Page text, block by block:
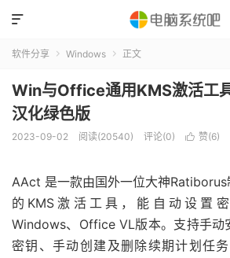

软件分享  Windows  正文
Win与Office通用KMS激活工
汉化绿色版
2023-09-02 阅读(20540) 评论(0)  赞(6)
AAct 是一款由国外一位大神Ratiborus
的KMS激活工具，能自动设置
Windows、Office VL版本。支持手动
密钥、手动创建及删除续期计划任